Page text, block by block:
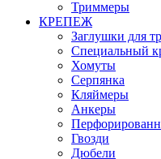
Триммеры
КРЕПЕЖ
Заглушки для
Специальный
Хомуты
Серпянка
Кляймеры
Анкеры
Гвозди
Дюбели